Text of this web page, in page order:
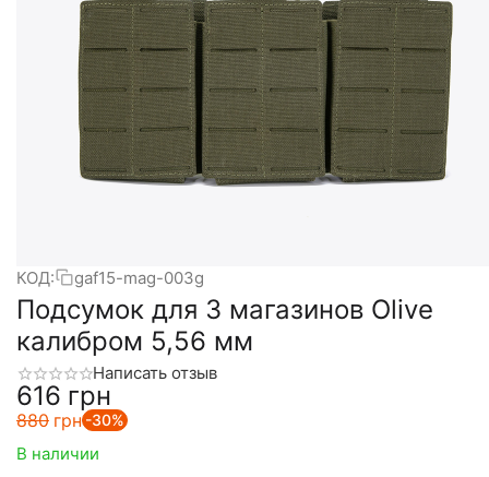
КОД: gaf15-mag-003g
Подсумок для 3 магазинов Olive
калибром 5,56 мм
Написать отзыв
‍616‍ грн
‍880‍ грн -30%
В наличии